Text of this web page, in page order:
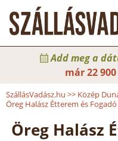
Add meg a
már22
SzállásVadász.hu >> Közép
Öreg Halász Étterem és Fogadó
Öreg Halász